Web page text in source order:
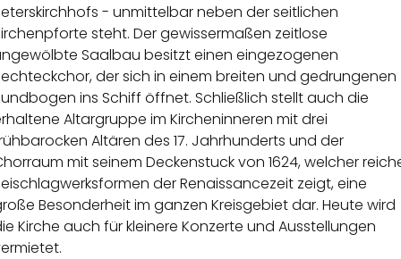
- unmittelbar neben der seitlichen
steht. Der gewissermaßen zeitlose
Saalbau besitzt einen eingezogenen
der sich in einem breiten und gedrungenen
ins Schiff öffnet. Schließlich stellt auch die
Altargruppe im Kircheninneren mit drei
Altären des 17. Jahrhunderts und der
mit seinem Deckenstuck von 1624, welcher
der Renaissancezeit zeigt, eine
Besonderheit im ganzen Kreisgebiet dar. Heute wird
Kirche auch für kleinere Konzerte und Ausstellungen